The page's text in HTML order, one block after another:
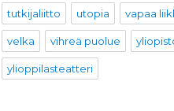
tutkijaliitto utopia vapaa
velka vihreä puolue
ylioppilasteatteri